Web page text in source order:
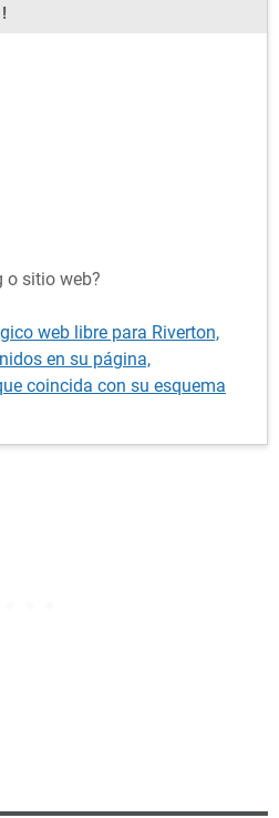
o sitio web?
web libre para Riverton,
en su página,
coincida con su esquema